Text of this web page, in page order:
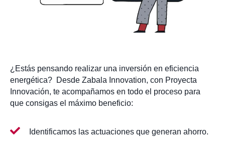
¿Estás pensando realizar una inversión en eficiencia
energética? Desde Zabala Innovation, con Proyecta
Innovación, te acompañamos en todo el proceso para
que consigas el máximo beneficio:
Identificamos las actuaciones que generan ahorro.